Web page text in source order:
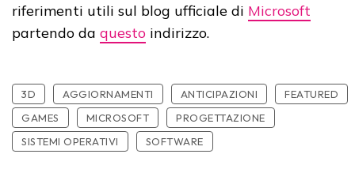
riferimenti utili sul blog ufficiale di Microsoft
partendo da questo indirizzo.
3D AGGIORNAMENTI ANTICIPAZIONI
FEATURED
GAMES
MICROSOFT
PROGETTAZIONE
SISTEMI OPERATIVI
SOFTWARE